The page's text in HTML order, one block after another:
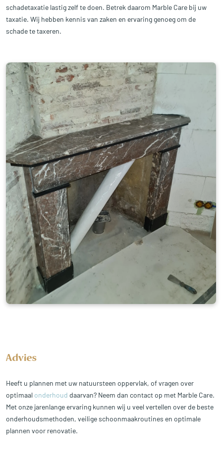
schadetaxatie lastig zelf te doen. Betrek daarom Marble Care bij uw
taxatie. Wij hebben kennis van zaken en ervaring genoeg om de
schade te taxeren.
Advies
Heeft u plannen met uw natuursteen oppervlak, of vragen over
optimaal onderhoud daarvan? Neem dan contact op met Marble Care.
Met onze jarenlange ervaring kunnen wij u veel vertellen over de beste
onderhoudsmethoden, veilige schoonmaakroutines en optimale
plannen voor renovatie.